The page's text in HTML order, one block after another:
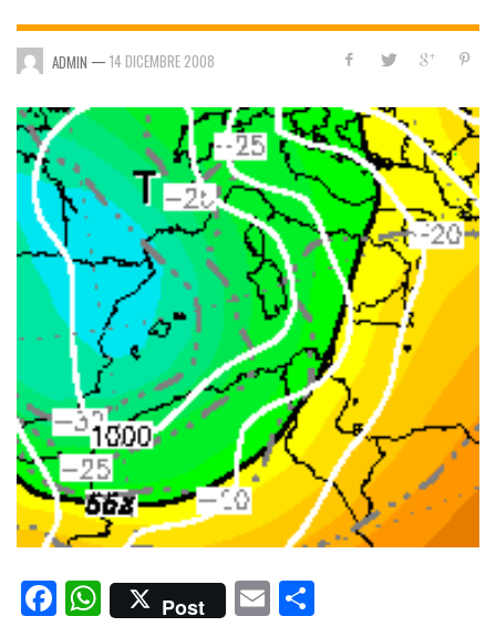
ADMIN — 14 DICEMBRE 2008
Facebook
WhatsApp
Post Email